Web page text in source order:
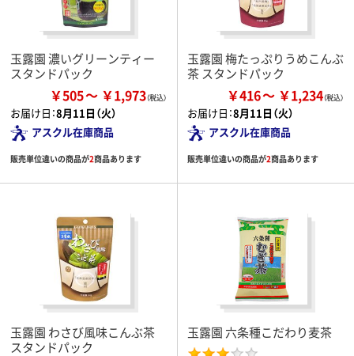
玉露園 濃いグリーンティー
スタンドパック
￥505 ￥1,973
お届け日：8月11日（火）
アスクル在庫商品
販売単位違いの商品が2商品あります
玉露園 梅たっぷりうめこんぶ
茶 スタンドパック
￥416 ￥1,234
お届け日：8月11日（火）
アスクル在庫商品
販売単位違いの商品が2商品あります
玉露園 わさび風味こんぶ茶
スタンドパック
玉露園 六条種こだわり麦茶